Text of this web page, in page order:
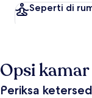
Seperti di
Opsi kamar
Periksa